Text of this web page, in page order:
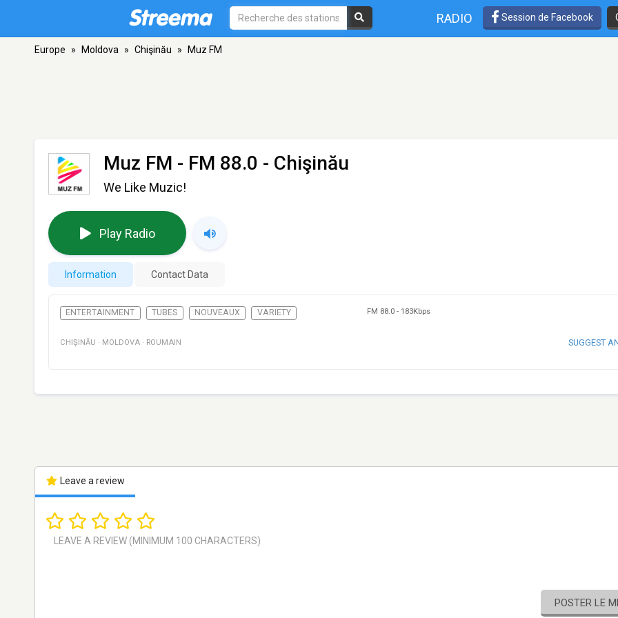
RADIO Session de Facebook
Europe » Moldova » Chişinău » Muz FM
Muz FM - FM 88.0 - Chişinău
We Like Muzic!
Play Radio
Information Contact Data
ENTERTAINMENT TUBES NOUVEAUX VARIETY FM 88.0 - 183Kbps
CHIŞINĂU · MOLDOVA · ROUMAIN SUGGEST
Leave a review
POSTER LE